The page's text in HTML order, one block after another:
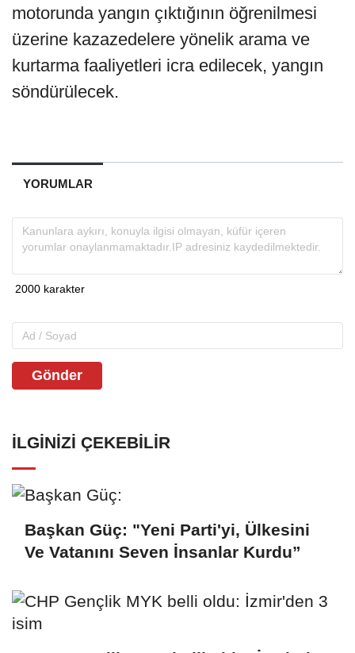
motorunda yangın çıktığının öğrenilmesi
üzerine kazazedelere yönelik arama ve
kurtarma faaliyetleri icra edilecek, yangın
söndürülecek.
YORUMLAR
Gönder
İLGINIZI ÇEKEBILIR
Başkan Güç: "Yeni Parti'yi, Ülkesini
Ve Vatanını Seven İnsanlar Kurdu”